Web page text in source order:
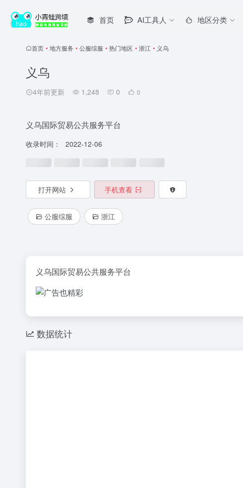
首页 AI工具人 地区分类
首页 • 地方服务 • 公服综服 • 热门地区 • 浙江 • 义乌
义乌
4年前更新 1,248 0 0
义乌国际贸易公共服务平台
收录时间： 2022-12-06
打开网站 手机查看
公服综服 浙江
义乌国际贸易公共服务平台
数据统计